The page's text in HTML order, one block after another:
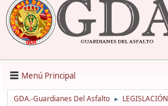
Menú Principal
GDA.-Guardianes Del Asfalto ► LEGISLACIÓN